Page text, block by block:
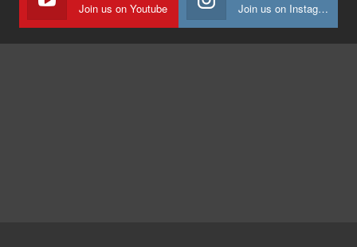
Join us on Youtube Join us on Instagram